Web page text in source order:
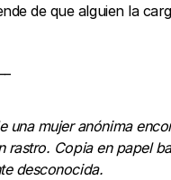
de que alguien la
una mujer anónima
rastro. Copia en papel
desconocida.